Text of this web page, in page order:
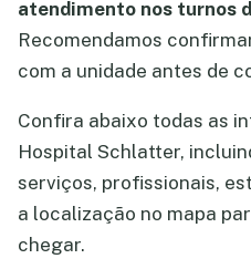
atendimento nos turnos
Recomendamos
com a unidade antes de
Confira abaixo todas as
Hospital Schlatter,
serviços, profissionais,
a localização no mapa
chegar.